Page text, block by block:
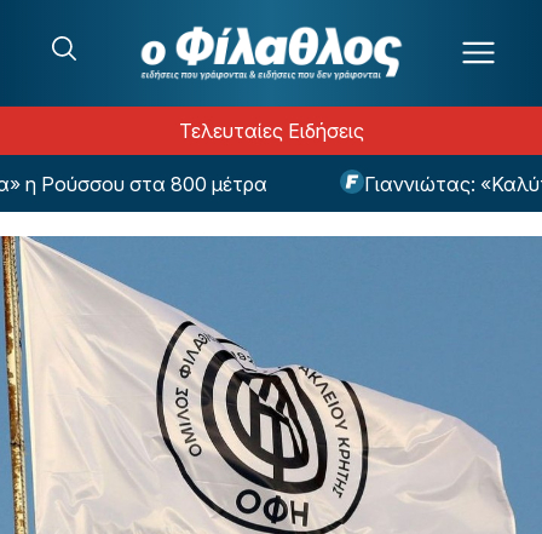
Τελευταίες Ειδήσεις
Ρούσσου στα 800 μέτρα Γιαννιώτας: